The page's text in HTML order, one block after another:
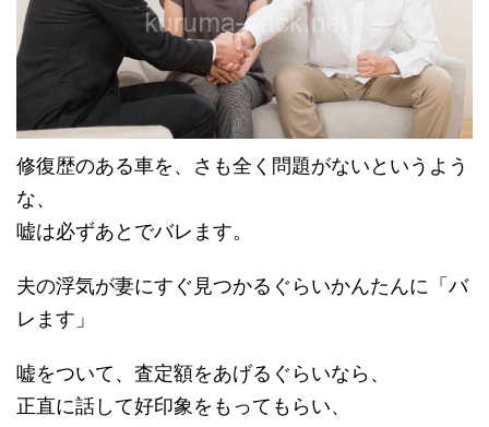
修復歴のある車を、さも全く問題がないというよう
な、
嘘は必ずあとでバレます。
夫の浮気が妻にすぐ見つかるぐらいかんたんに「バ
レます」
嘘をついて、査定額をあげるぐらいなら、
正直に話して好印象をもってもらい、